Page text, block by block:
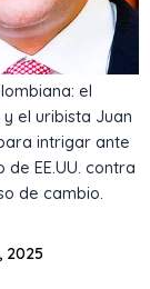
el
el uribista Juan
intrigar ante
EE.UU. contra
de cambio.
2025